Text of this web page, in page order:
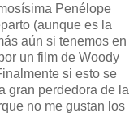
Penélope
(aunque es la
aún si tenemos en
un film de Woody
si esto se
gran perdedora de la
no me gustan los